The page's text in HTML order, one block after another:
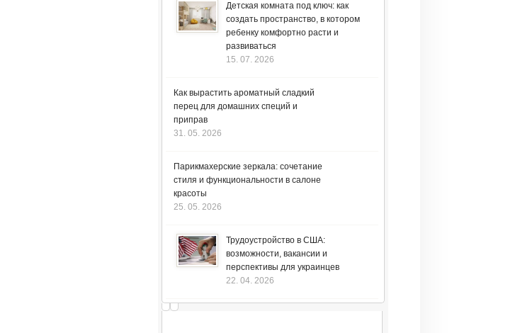
Детская комната под ключ: как
создать пространство, в котором
ребенку комфортно расти и
развиваться
15. 07. 2026
Как вырастить ароматный сладкий
перец для домашних специй и
приправ
31. 05. 2026
Парикмахерские зеркала: сочетание
стиля и функциональности в салоне
красоты
25. 05. 2026
Трудоустройство в США:
возможности, вакансии и
перспективы для украинцев
22. 04. 2026